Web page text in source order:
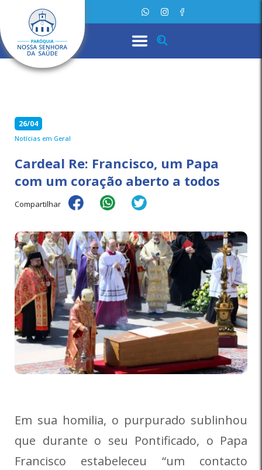
26/04
Notícias em Geral
Cardeal Re: Francisco, um Papa
com um coração aberto a todos
Compartilhar
Em sua homilia, o purpurado sublinhou
que durante o seu Pontificado, o Papa
Francisco estabeleceu “um contacto